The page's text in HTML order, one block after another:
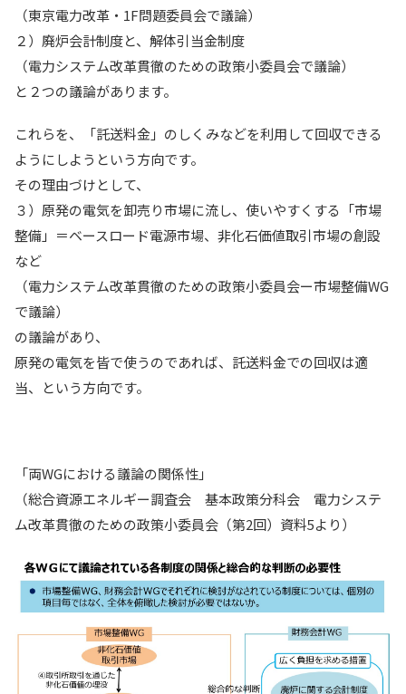
（東京電力改革・1F問題委員会で議論）
２）廃炉会計制度と、解体引当金制度
（電力システム改革貫徹のための政策小委員会で議論）
と２つの議論があります。
これらを、「託送料金」のしくみなどを利用して回収できる
ようにしようという方向です。
その理由づけとして、
３）原発の電気を卸売り市場に流し、使いやすくする「市場
整備」＝ベースロード電源市場、非化石価値取引市場の創設
など
（電力システム改革貫徹のための政策小委員会ー市場整備WG
で議論）
の議論があり、
原発の電気を皆で使うのであれば、託送料金での回収は適
当、という方向です。
「両WGにおける議論の関係性」
（総合資源エネルギー調査会 基本政策分科会 電力システ
ム改革貫徹のための政策小委員会（第2回）資料5より）